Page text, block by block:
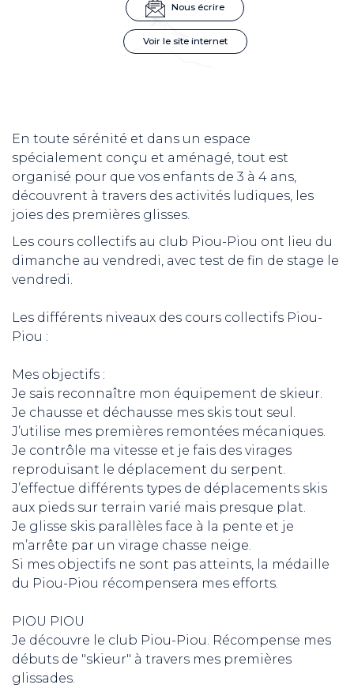
Nous écrire
Voir le site internet
En toute sérénité et dans un espace
spécialement conçu et aménagé, tout est
organisé pour que vos enfants de 3 à 4 ans,
découvrent à travers des activités ludiques, les
joies des premières glisses.
Les cours collectifs au club Piou-Piou ont lieu du
dimanche au vendredi, avec test de fin de stage le
vendredi.
Les différents niveaux des cours collectifs Piou-
Piou :
Mes objectifs :
Je sais reconnaître mon équipement de skieur.
Je chausse et déchausse mes skis tout seul.
J’utilise mes premières remontées mécaniques.
Je contrôle ma vitesse et je fais des virages
reproduisant le déplacement du serpent.
J’effectue différents types de déplacements skis
aux pieds sur terrain varié mais presque plat.
Je glisse skis parallèles face à la pente et je
m’arrête par un virage chasse neige.
Si mes objectifs ne sont pas atteints, la médaille
du Piou-Piou récompensera mes efforts.
PIOU PIOU
Je découvre le club Piou-Piou. Récompense mes
débuts de "skieur" à travers mes premières
glissades.